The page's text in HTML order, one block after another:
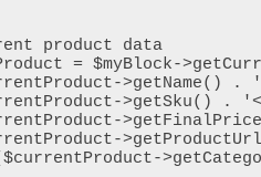
product data
= $myBlock-